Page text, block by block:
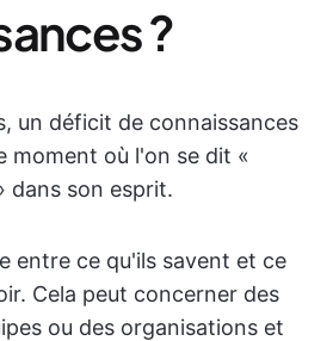
?
un déficit de connaissances
moment où l'on se dit «
dans son esprit.
entre ce qu'ils savent et ce
Cela peut concerner des
ou des organisations et